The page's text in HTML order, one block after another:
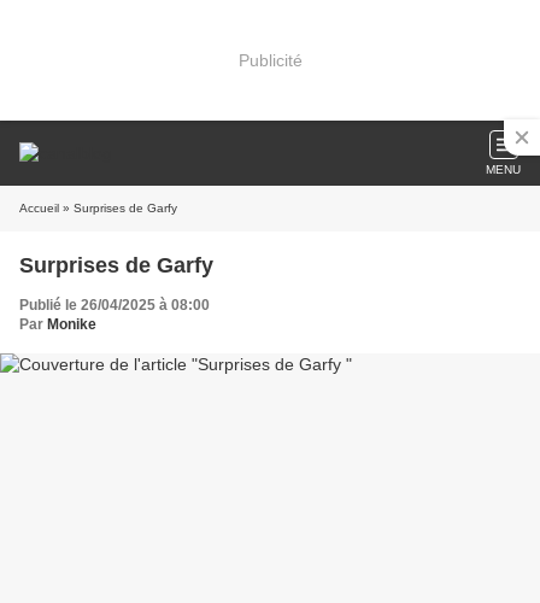
Publicité
MENU
Accueil » Surprises de Garfy
Surprises de Garfy
Publié le 26/04/2025 à 08:00
Par Monike